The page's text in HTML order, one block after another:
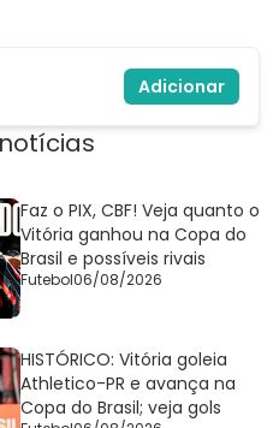
Adicionar
Faz o PIX, CBF! Veja quanto o
Vitória ganhou na Copa do
Brasil e possíveis rivais
Futebol06/08/2026
HISTÓRICO: Vitória goleia
Athletico-PR e avança na
Copa do Brasil; veja gols